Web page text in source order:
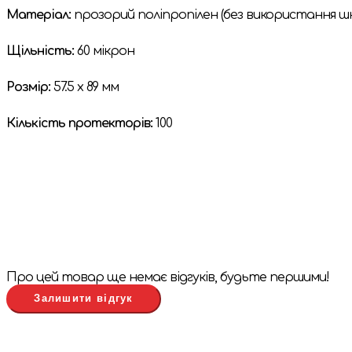
Матеріал: прозорий поліпропілен (без використання
Щільність: 60 мікрон
Розмір: 57.5 x 89 мм
Кількість протекторів: 100
Про цей товар ще немає відгуків, будьте першими!
Залишити відгук